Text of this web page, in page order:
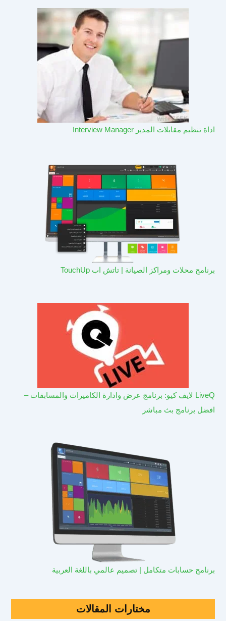
اداة تنظيم مقابلات المدير Interview Manager
برنامج محلات ومراكز الصيانة | تاتش اب TouchUp
LiveQ لايف كيو: برنامج عرض وادارة الكاميرات والمسابقات –
افضل برنامج بث مباشر
برنامج حسابات متكامل | تصميم عالمي باللغة العربية
مختارات المقالات